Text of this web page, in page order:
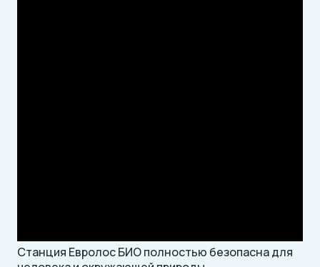
Станция Евролос БИО полностью безопасна для